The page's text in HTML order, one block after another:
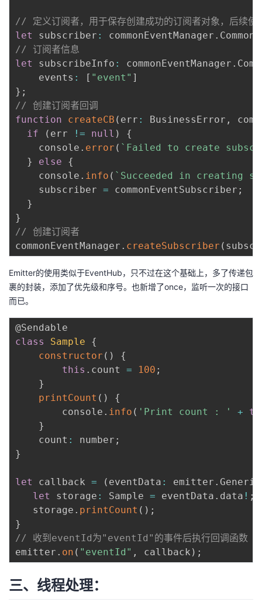
// 定义订阅者，用于保存创建成功的订阅者对象，后续使
let
subscriber : commonEventManager .
// 订阅者信息
let
subscribeInfo : commonEventManager .
    events
: [ "event" ]
} ;
// 创建订阅者回调
function
createCB ( err : BusinessError ,
if
( err != null )
{
    console
. error ( ` Failed to create
}
else
{
    console
. info ( ` Succeeded in creating
    subscriber
= commonEventSubscriber ;
}
}
// 创建订阅者
commonEventManager . createSubscriber (
Emitter的使用类似于EventHub，只不过在这个基础上，多了传递包
裹的封装，添加了优先级和序号。也新增了once，监听一次的接口
而已。
class
Sample
{
constructor ( )
{
this . count = 100 ;
}
printCount ( )
{
        console
. info ( 'Print count : ' +
}
    count
: number ;
}
let callback = ( eventData : emitter .
let
storage : Sample = eventData . data ! ;
   storage
. printCount ( ) ;
}
// 收到eventId为"eventId"的事件后执行回调函数
emitter . on ( "eventId" , callback ) ;
三、线程处理：